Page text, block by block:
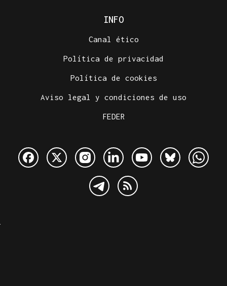
INFO
Canal ético
Política de privacidad
Política de cookies
Aviso legal y condiciones de uso
FEDER